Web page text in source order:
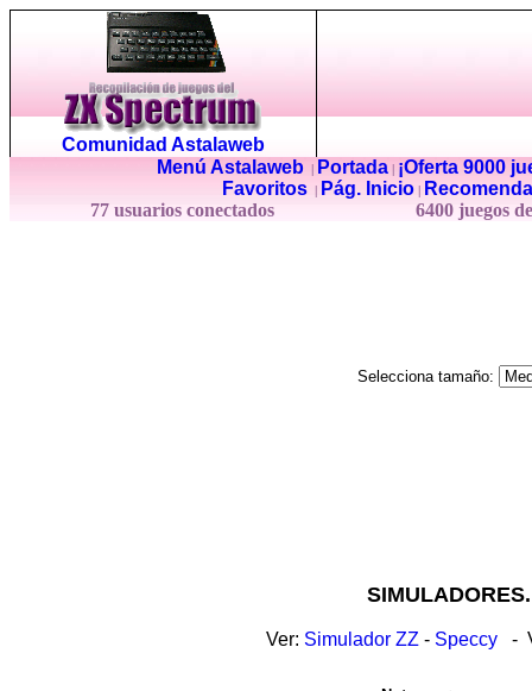
Comunidad Astalaweb
Menú Astalaweb| Portada|
¡Oferta 9000
Favoritos
Pág. Inicio
77 usuarios conectados
6400 juegos
Selecciona tamaño:
Ver: Simulador ZZ - Speccy -